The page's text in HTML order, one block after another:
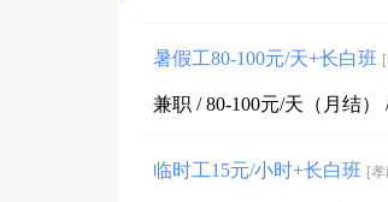
暑假工80-100元/天+长白班
兼职 / 80-100元/天（月结）
临时工15元/小时+长白班 [